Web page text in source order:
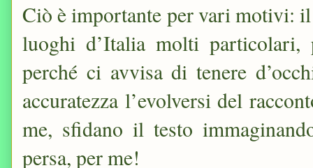
Ciò è importante per vari motivi:
luoghi d’Italia molti particolari,
perché ci avvisa di tenere
accuratezza l’evolversi del
me, sfidano il testo
persa, per me!